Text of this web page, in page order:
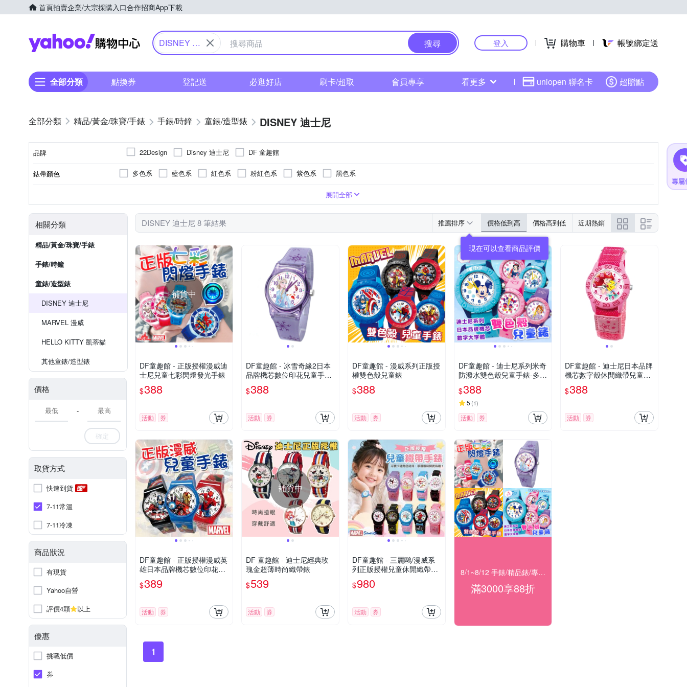
首頁拍賣企業/大宗採購入口合作招商App下載
Yahoo購物中心
DISNEY 迪
搜尋 登入 購物車 帳號綁定送
全部分類 點換券 登記送 必逛好店 刷卡/超取 會員專享 看更多 uniopen 聯名卡 超贈點
精品/黃金/珠寶/手錶 手錶/時鐘 童錶/造型錶 DISNEY 迪士尼
品牌 22Design Disney 迪士尼 DF 童趣館
錶帶顏色 多色系 藍色系 紅色系 粉紅色系 紫色系 黑色系
灰色系
展開全部
相關分類
精品/黃金/珠寶/手錶
手錶/時鐘
童錶/造型錶
DISNEY 迪士尼
MARVEL 漫威
HELLO KITTY 凱蒂貓
其他童錶/造型錶
價格
-
確定
取貨方式
快速到貨
7-11常溫
7-11冷凍
商品狀況
有現貨
Yahoo自營
評價4顆
以上
優惠
挑戰低價
券
DISNEY 迪士尼 8 筆結果 推薦排序 價格低到高 價格高到低 近期熱銷
現在可以查看商品評價
補貨中
DF童趣館 - 正版授權漫威迪
士尼兒童七彩閃燈發光手錶
$388
活動 券
DF童趣館 - 冰雪奇緣2日本
品牌機芯數位印花兒童手錶-
共3色
$388
活動 券
DF童趣館 - 漫威系列正版授
權雙色殼兒童錶
$388
活動 券
DF童趣館 - 迪士尼系列米奇
防潑水雙色殼兒童手錶-多款
可選
$388
5 (1)
活動 券
DF童趣館 - 迪士尼日本品牌
機芯數字殼休閒織帶兒童手
錶 - 多款可選
$388
活動 券
DF童趣館 - 正版授權漫威英
雄日本品牌機芯數位印花兒
童手錶
$389
活動 券
補貨中
DF 童趣館 - 迪士尼經典玫
瑰金超薄時尚織帶錶
$539
活動 券
DF童趣館 - 三麗鷗/漫威系
列正版授權兒童休閒織帶錶
- 多款可選
$980
活動 券
8/1~8/12 手錶/精品錶/專櫃飾品 指定商品滿$3000享88折
滿3000享88折
1